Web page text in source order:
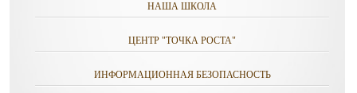
НАША ШКОЛА
ЦЕНТР "ТОЧКА РОСТА"
ИНФОРМАЦИОННАЯ БЕЗОПАСНОСТЬ